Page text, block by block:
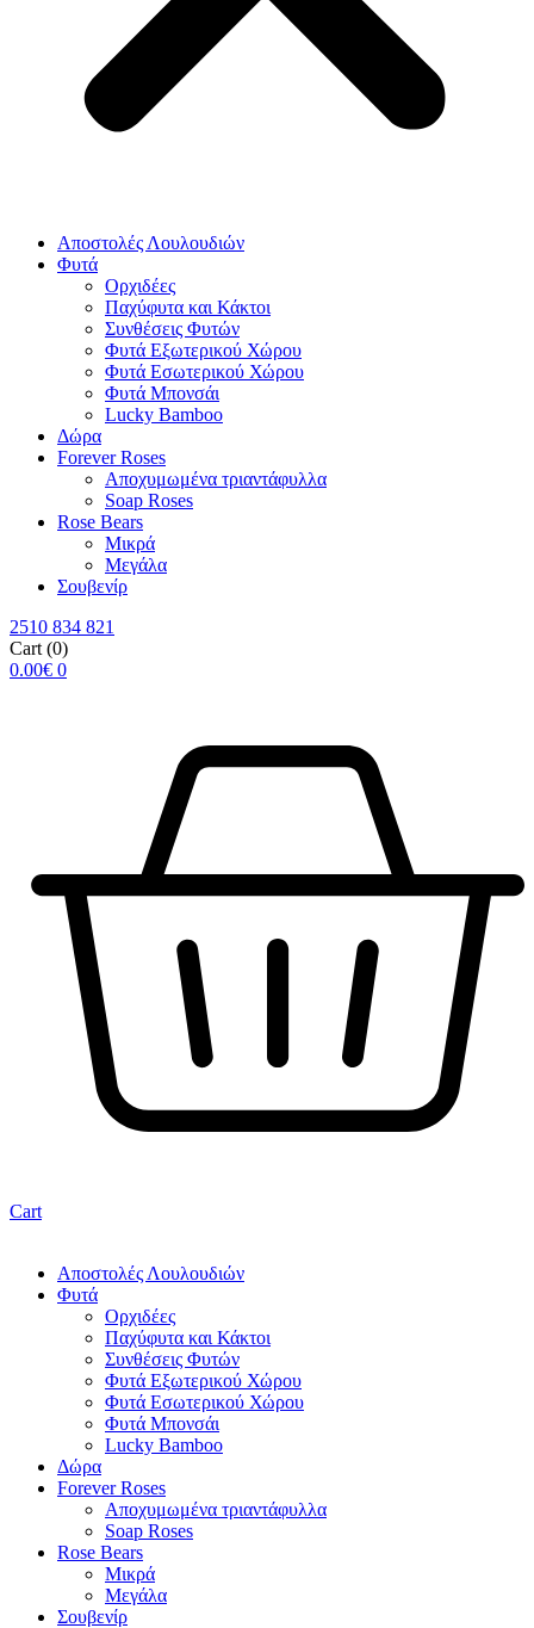
Αποστολές Λουλουδιών
Φυτά
Ορχιδέες
Παχύφυτα και Κάκτοι
Συνθέσεις Φυτών
Φυτά Εξωτερικού Χώρου
Φυτά Εσωτερικού Χώρου
Φυτά Μπονσάι
Lucky Bamboo
Δώρα
Forever Roses
Αποχυμωμένα τριαντάφυλλα
Soap Roses
Rose Βears
Μικρά
Μεγάλα
Σουβενίρ
2510 834 821
Cart (0)
0.00€ 0
Cart
Αποστολές Λουλουδιών
Φυτά
Ορχιδέες
Παχύφυτα και Κάκτοι
Συνθέσεις Φυτών
Φυτά Εξωτερικού Χώρου
Φυτά Εσωτερικού Χώρου
Φυτά Μπονσάι
Lucky Bamboo
Δώρα
Forever Roses
Αποχυμωμένα τριαντάφυλλα
Soap Roses
Rose Βears
Μικρά
Μεγάλα
Σουβενίρ